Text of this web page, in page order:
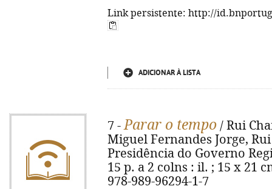
Link persistente: http://
ADICIONAR À LISTA
7 -Parar o tempo / Rui
Miguel Fernandes Jorge,
Presidência do Governo
15 p. a 2 colns : il. ; 15 x 21
978-989-96294-1-7